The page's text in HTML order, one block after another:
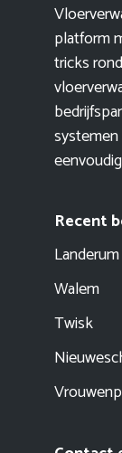
platform
tricks
Recent
Landerum
Walem
Twisk